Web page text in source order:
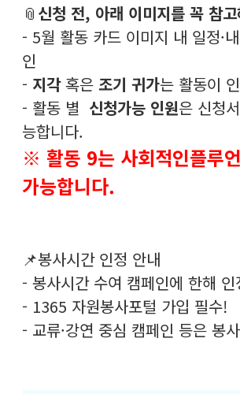
📎 신청 전, 아래 이미지를 꼭 참
- 5월 활동 카드 이미지 내 일정·
인
- 지각혹은 조기 귀가는 활동이
- 활동 별 신청가능 인원은 신청
능합니다.
※ 활동 9는 사회적인플루
가능합니다.
📌봉사시간 인정 안내
- 봉사시간 수여 캠페인에 한해 인
- 1365 자원봉사포털 가입 필수!
- 교류·강연 중심 캠페인 등은 봉